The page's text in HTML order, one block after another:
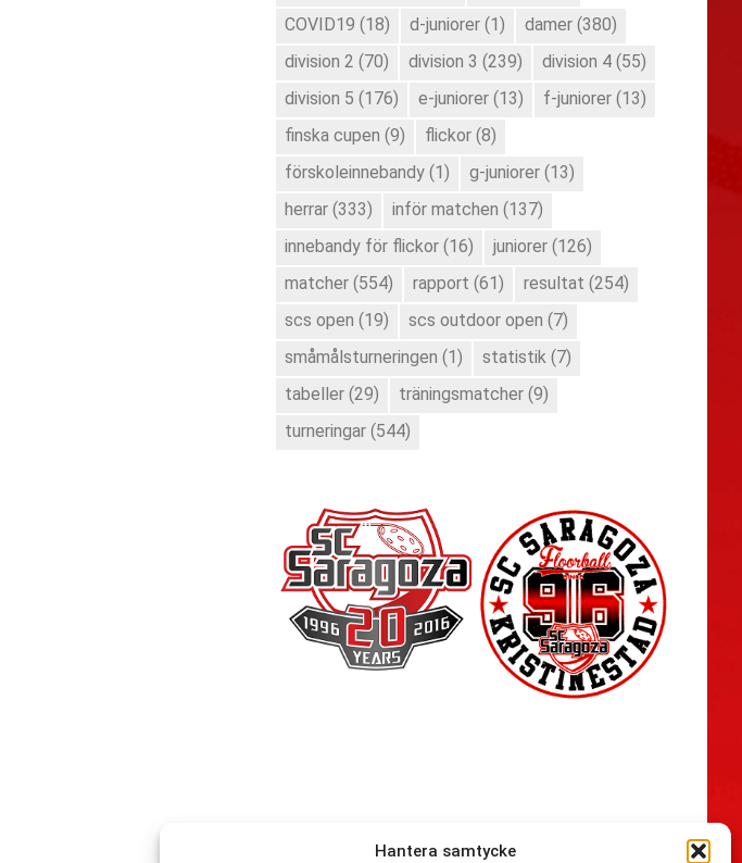
Hantera samtycke
COVID19 (18) d-juniorer (1) damer (380)
division 2 (70) division 3 (239) division 4 (55)
division 5 (176) e-juniorer (13) f-juniorer (13)
finska cupen (9) flickor (8)
förskoleinnebandy (1) g-juniorer (13)
herrar (333) inför matchen (137)
innebandy för flickor (16) juniorer (126)
matcher (554) rapport (61) resultat (254)
scs open (19) scs outdoor open (7)
småmålsturneringen (1) statistik (7)
tabeller (29) träningsmatcher (9)
turneringar (544)